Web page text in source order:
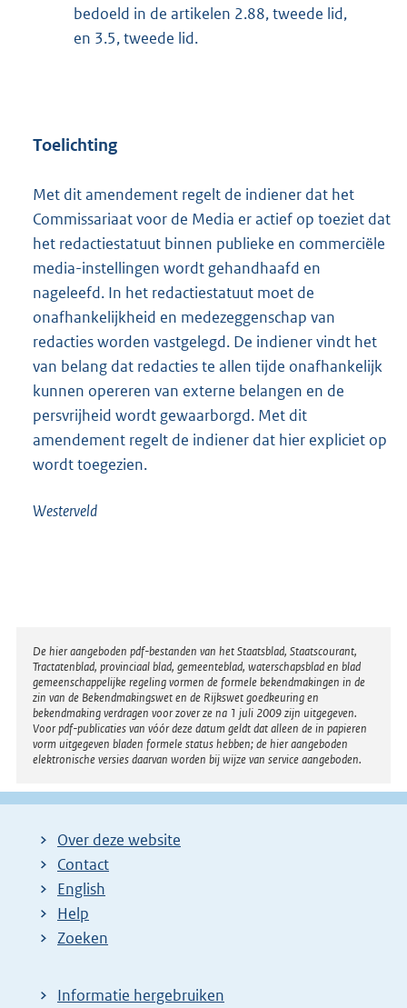
bedoeld in de artikelen 2.88, tweede lid,
en 3.5, tweede lid.
Toelichting
Met dit amendement regelt de indiener dat het
Commissariaat voor de Media er actief op toeziet dat
het redactiestatuut binnen publieke en commerciële
media-instellingen wordt gehandhaafd en
nageleefd. In het redactiestatuut moet de
onafhankelijkheid en medezeggenschap van
redacties worden vastgelegd. De indiener vindt het
van belang dat redacties te allen tijde onafhankelijk
kunnen opereren van externe belangen en de
persvrijheid wordt gewaarborgd. Met dit
amendement regelt de indiener dat hier expliciet op
wordt toegezien.
Westerveld
Disclaimer
De hier aangeboden pdf-bestanden van het Staatsblad, Staatscourant,
Tractatenblad, provinciaal blad, gemeenteblad, waterschapsblad en blad
gemeenschappelijke regeling vormen de formele bekendmakingen in de
zin van de Bekendmakingswet en de Rijkswet goedkeuring en
bekendmaking verdragen voor zover ze na 1 juli 2009 zijn uitgegeven.
Voor pdf-publicaties van vóór deze datum geldt dat alleen de in papieren
vorm uitgegeven bladen formele status hebben; de hier aangeboden
elektronische versies daarvan worden bij wijze van service aangeboden.
Over deze website
Contact
English
Help
Zoeken
Informatie hergebruiken